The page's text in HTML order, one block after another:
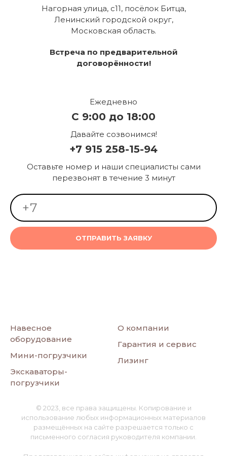
Нагорная улица, с11, посёлок Битца,
Ленинский городской округ,
Московская область.
Встреча по предварительной
договорённости!
Ежедневно
С 9:00 до 18:00
Давайте созвонимся!
+7 915 258-15-94
Оставьте номер и наши специалисты сами
перезвонят в течение 3 минут
ОТПРАВИТЬ ЗАЯВКУ
Навесное
оборудование
Мини-погрузчики
Экскаваторы-
погрузчики
О компании
Гарантия и сервис
Лизинг
© 2023, все права защищены. Копирование и
использование любых информационных материалов
размещённых на сайте разрешается только с
письменного согласия руководителя компании.